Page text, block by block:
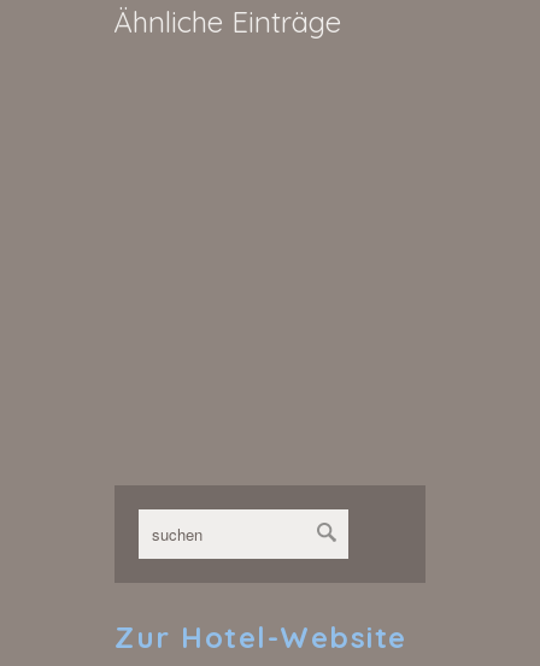
Ähnliche Einträge
Zur Hotel-Website